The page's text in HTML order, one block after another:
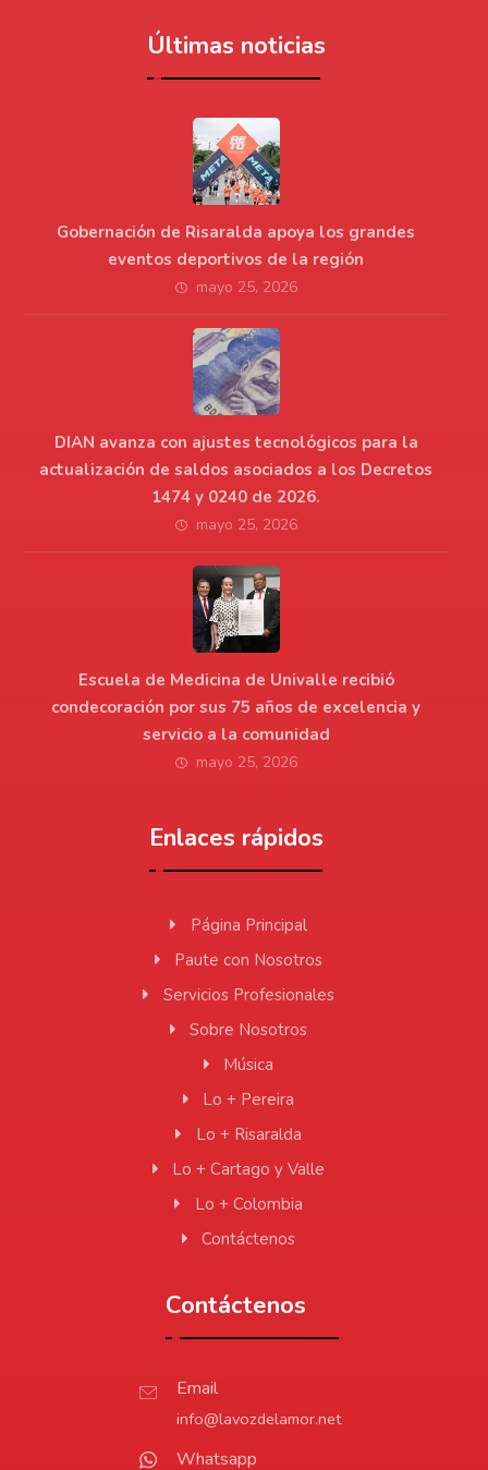
Últimas noticias
Gobernación de Risaralda apoya los grandes
eventos deportivos de la región
mayo 25, 2026
DIAN avanza con ajustes tecnológicos para la
actualización de saldos asociados a los Decretos
1474 y 0240 de 2026.
mayo 25, 2026
Escuela de Medicina de Univalle recibió
condecoración por sus 75 años de excelencia y
servicio a la comunidad
mayo 25, 2026
Enlaces rápidos
Página Principal
Paute con Nosotros
Servicios Profesionales
Sobre Nosotros
Música
Lo + Pereira
Lo + Risaralda
Lo + Cartago y Valle
Lo + Colombia
Contáctenos
Contáctenos
Email
info@lavozdelamor.net
Whatsapp